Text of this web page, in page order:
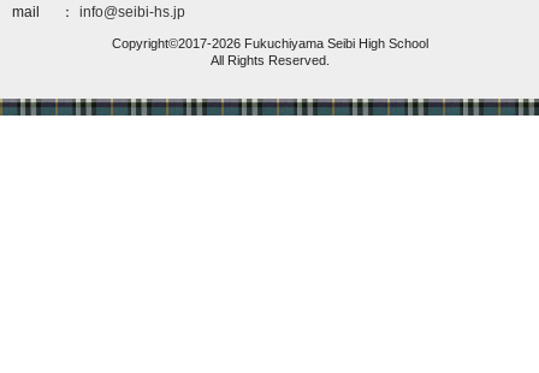
mail
info@seibi-hs.jp
Copyright©2017-2026 Fukuchiyama Seibi High School
All Rights Reserved.